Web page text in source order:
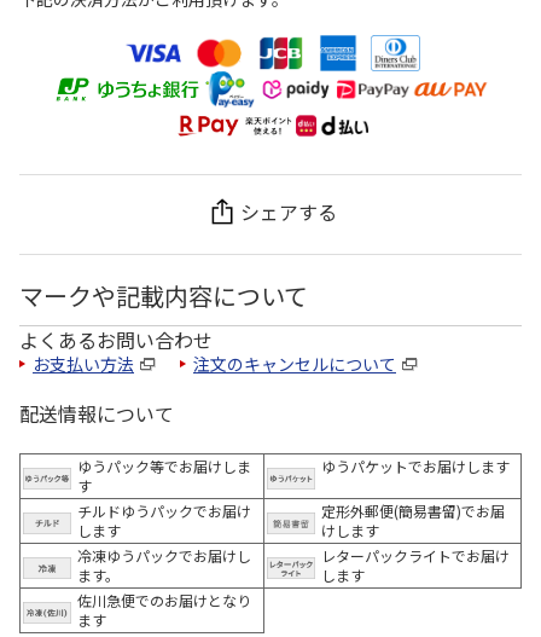
シェアする
マークや記載内容について
よくあるお問い合わせ
お支払い方法 注文のキャンセルについて
配送情報について
ゆうパック等でお届けしま
す
ゆうパケットでお届けします
チルドゆうパックでお届け
します
定形外郵便(簡易書留)でお届
けします
冷凍ゆうパックでお届けし
ます。
レターパックライトでお届け
します
佐川急便でのお届けとなり
ます